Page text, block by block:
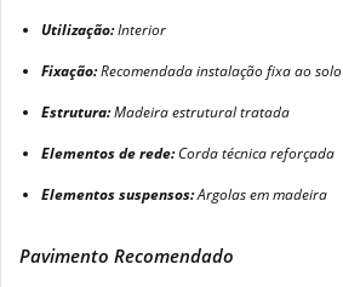
Utilização:Interior
Fixação:Recomendada instalação fixa ao solo
Estrutura:Madeira estrutural tratada
Elementos de rede:Corda técnica reforçada
Elementos suspensos:Argolas em madeira
Pavimento Recomendado